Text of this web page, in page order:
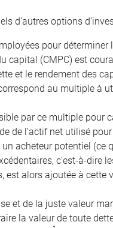
d’autres options
pour
capital (CMPC) est
et le rendement des
au multiple à
par ce multiple pour
de l’actif net utilisé
acheteur potentiel
c’est-à-dire
est alors ajoutée à cette
et de la juste valeur
la valeur de toute